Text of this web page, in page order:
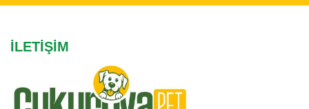
İLETIŞIM